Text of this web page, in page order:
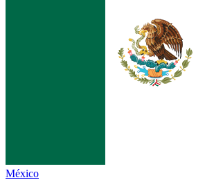
México